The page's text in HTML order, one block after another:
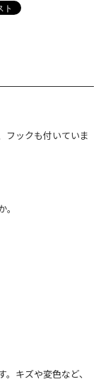
フックも付いていま
キズや変色など、